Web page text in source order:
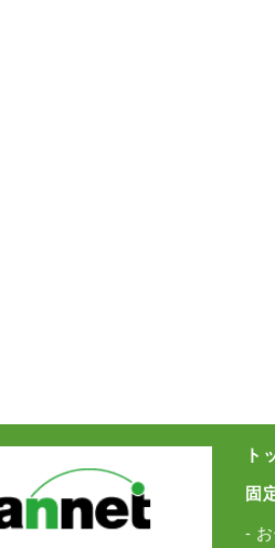
ト
固
-